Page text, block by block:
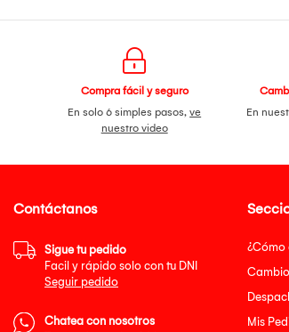
Compra fácil y seguro
En solo 6 simples pasos,ve
nuestro video
En
¿Cómo
Mis
Contáctanos
Sigue tu pedido
Facil y rápido solo con tu DNI
Seguir pedido
Chatea con nosotros